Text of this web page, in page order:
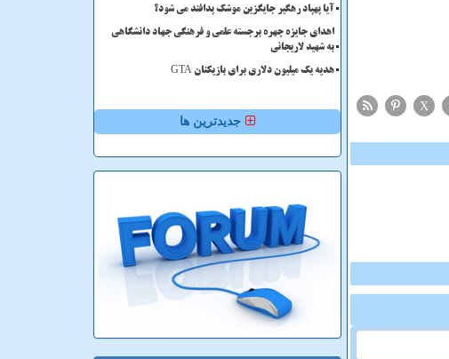
X
آیا پهپاد رهگیر جایگزین موشک پدافند می شود؟
اهدای جایزه چهره برجسته علمی و فرهنگی جهاد دانشگاهی
به شهید لاریجانی
هدیه یک میلیون دلاری برای بازیکنان GTA
جدیدترین ها